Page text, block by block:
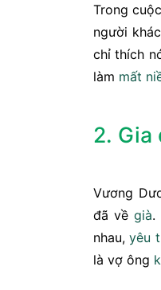
Trong
người
chỉ thích
làm mất
2. Gia
Vương
đã về già.
nhau,yêu
là vợ ông